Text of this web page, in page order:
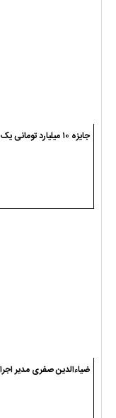
جایزه ۱۰ میلیارد تومانی یک سیاهکلی برای انتقام از ترامپ و نتانیاهو
ضیاءالدین صفری مدیر